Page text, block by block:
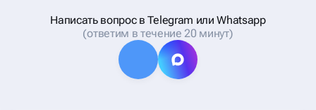
Написать вопрос в Telegram или Whatsapp
(ответим в течение 20 минут)